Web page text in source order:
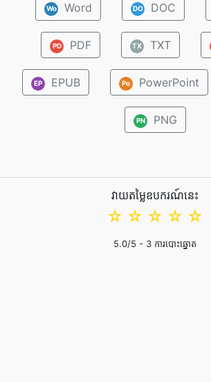
Wo Word DO DOC
PD PDF TX TXT
EP EPUB Po PowerPoint
PN PNG
វាយតម្លៃឧបករណ៍នេះ
☆
☆
☆
☆
☆
5.0/5 - 3 ការបោះឆ្នោត